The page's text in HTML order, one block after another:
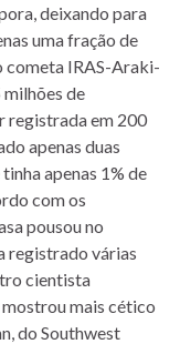
deixando para
uma fração de
cometa IRAS-Araki-
milhões de
registrada em 200
apenas duas
apenas 1% de
com os
pousou no
registrado várias
cientista
mais cético
do Southwest